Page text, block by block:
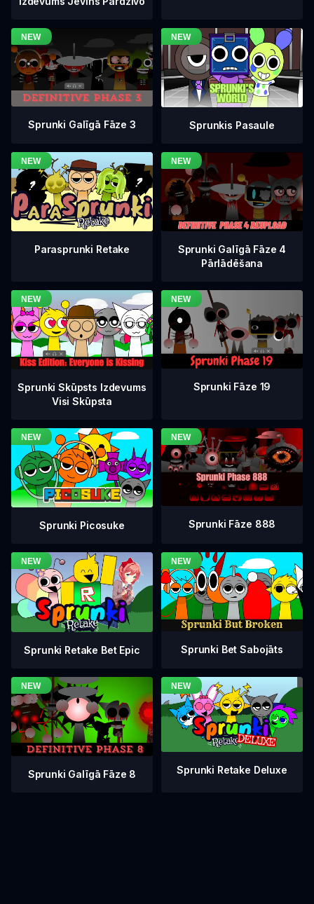
Sprunki Galīgā Fāze 3 Sprunkis Pasaule
Parasprunki Retake
Sprunki Galīgā Fāze 4
Pārlādēšana
Sprunki Skūpsts Izdevums
Visi Skūpsta
Sprunki Fāze 19
Sprunki Picosuke Sprunki Fāze 888
Sprunki Retake Bet Epic Sprunki Bet Sabojāts
Sprunki Galīgā Fāze 8 Sprunki Retake Deluxe